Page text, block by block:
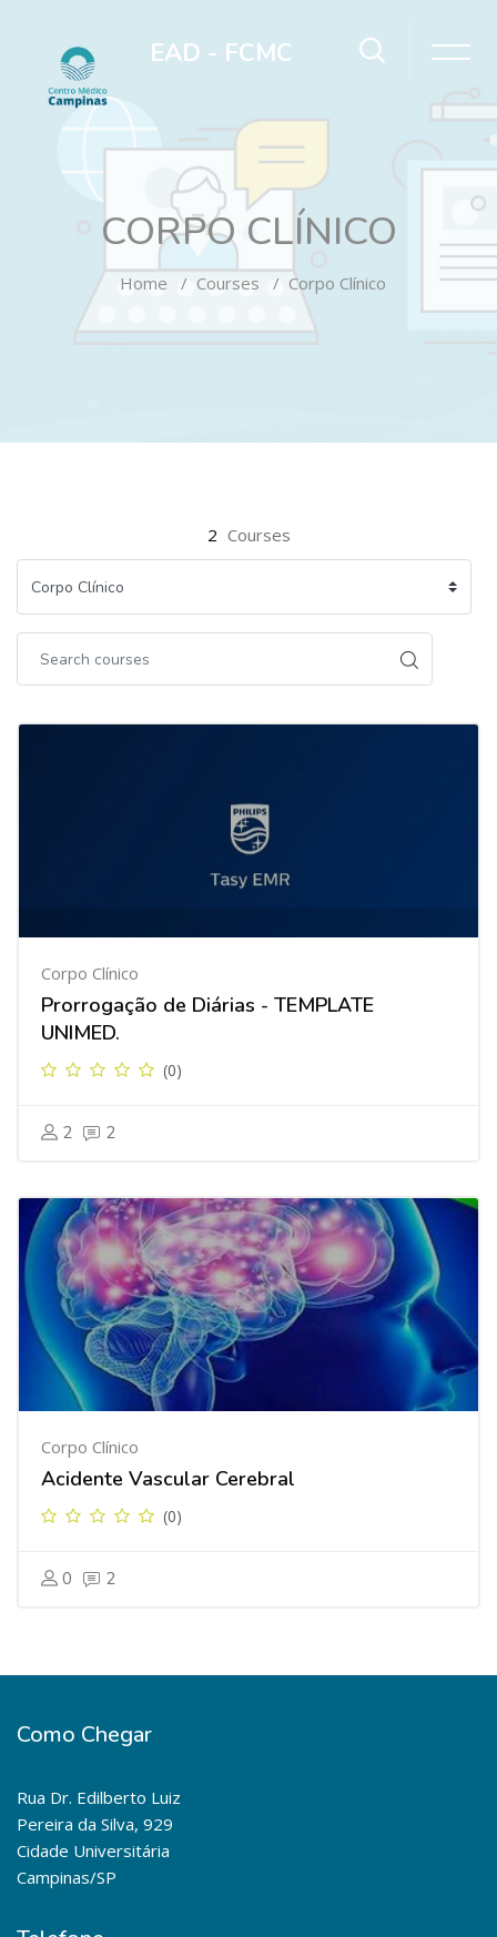
EAD - FCMC
CORPO CLÍNICO
Home Courses Corpo Clínico
2 Courses
Corpo Clínico
Prorrogação de Diárias - TEMPLATE
UNIMED.
(0)
2 2
Corpo Clínico
Acidente Vascular Cerebral
(0)
0 2
Como Chegar
Rua Dr. Edilberto Luiz
Pereira da Silva, 929
Cidade Universitária
Campinas/SP